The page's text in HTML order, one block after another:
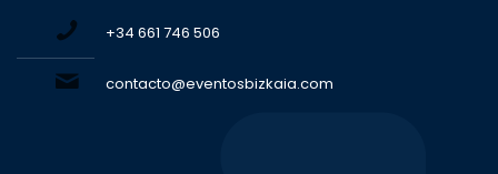
+34 661 746 506
contacto@eventosbizkaia.com